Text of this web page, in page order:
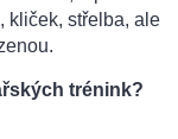
kliček, střelba, ale
trénink?